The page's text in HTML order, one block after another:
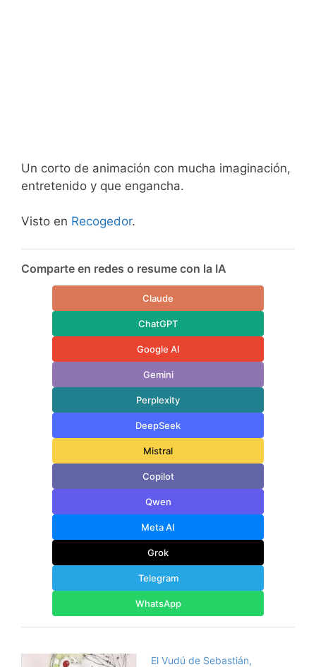
Un corto de animación con mucha imaginación,
entretenido y que engancha.
Visto en Recogedor.
Comparte en redes o resume con la IA
Claude
ChatGPT
Google AI
Gemini
Perplexity
DeepSeek
Mistral
Copilot
Qwen
Meta AI
Grok
Telegram
WhatsApp
El Vudú de Sebastián,